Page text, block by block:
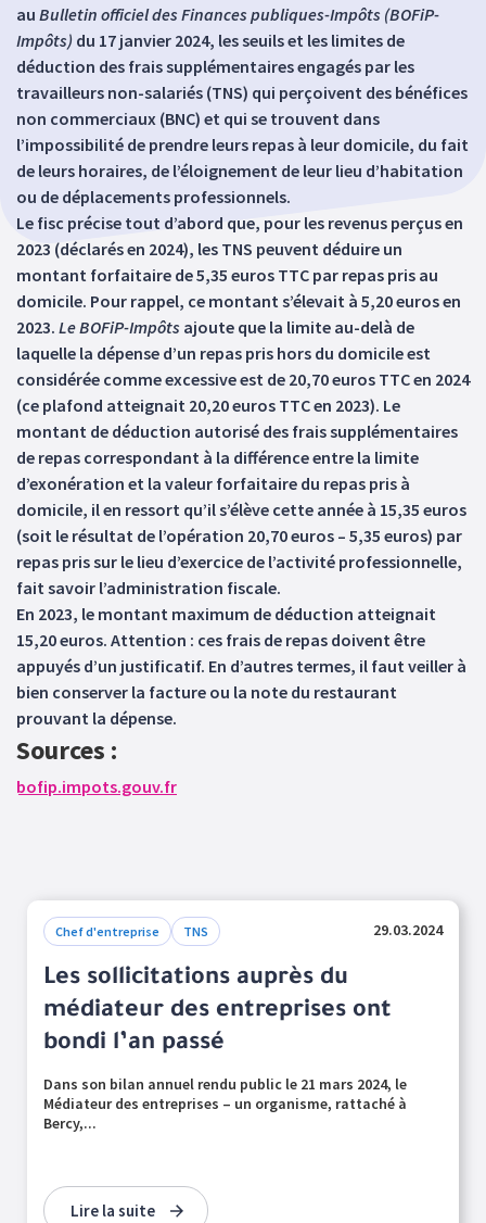
au Bulletin officiel des Finances publiques-Impôts (BOFiP-
Impôts) du 17 janvier 2024, les seuils et les limites de
déduction des frais supplémentaires engagés par les
travailleurs non-salariés (TNS) qui perçoivent des bénéfices
non commerciaux (BNC) et qui se trouvent dans
l’impossibilité de prendre leurs repas à leur domicile, du fait
de leurs horaires, de l’éloignement de leur lieu d’habitation
ou de déplacements professionnels.
Le fisc précise tout d’abord que, pour les revenus perçus en
2023 (déclarés en 2024), les TNS peuvent déduire un
montant forfaitaire de 5,35 euros TTC par repas pris au
domicile. Pour rappel, ce montant s’élevait à 5,20 euros en
2023. Le BOFiP-Impôts ajoute que la limite au-delà de
laquelle la dépense d’un repas pris hors du domicile est
considérée comme excessive est de 20,70 euros TTC en 2024
(ce plafond atteignait 20,20 euros TTC en 2023). Le
montant de déduction autorisé des frais supplémentaires
de repas correspondant à la différence entre la limite
d’exonération et la valeur forfaitaire du repas pris à
domicile, il en ressort qu’il s’élève cette année à 15,35 euros
(soit le résultat de l’opération 20,70 euros – 5,35 euros) par
repas pris sur le lieu d’exercice de l’activité professionnelle,
fait savoir l’administration fiscale.
En 2023, le montant maximum de déduction atteignait
15,20 euros. Attention : ces frais de repas doivent être
appuyés d’un justificatif. En d’autres termes, il faut veiller à
bien conserver la facture ou la note du restaurant
prouvant la dépense.
Sources :
bofip.impots.gouv.fr
Chef d'entreprise TNS 29.03.2024
Les sollicitations auprès du
médiateur des entreprises ont
bondi l’an passé
Dans son bilan annuel rendu public le 21 mars 2024, le
Médiateur des entreprises – un organisme, rattaché à
Bercy,...
Lire la suite